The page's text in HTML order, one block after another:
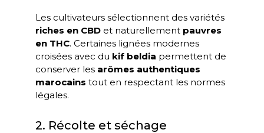
Les cultivateurs sélectionnent des variétés
riches en CBD et naturellement pauvres
en THC. Certaines lignées modernes
croisées avec du kif beldia permettent de
conserver les arômes authentiques
marocains tout en respectant les normes
légales.
2. Récolte et séchage